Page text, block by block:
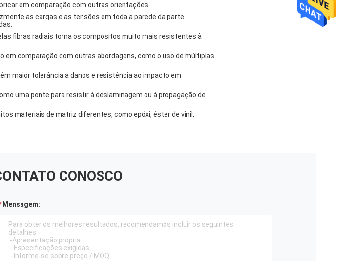
em comparação com outras orientações.
as cargas e as tensões em toda a parede da parte
fibras radiais torna os compósitos muito mais resistentes à
em comparação com outras abordagens, como o uso de múltiplas
maior tolerância a danos e resistência ao impacto em
uma ponte para resistir à deslaminagem ou à propagação de
materiais de matriz diferentes, como epóxi, éster de vinil,
CONOSCO
Mensagem: